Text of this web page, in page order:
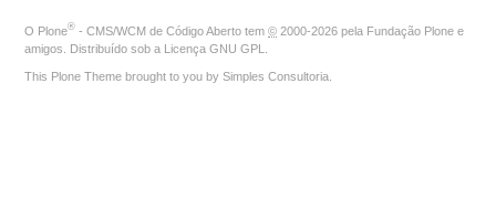
O Plone® - CMS/WCM de Código Aberto tem © 2000-2026 pela Fundação Plone e
amigos. Distribuído sob a Licença GNU GPL
This Plone Theme brought to you by Simples Consultoria